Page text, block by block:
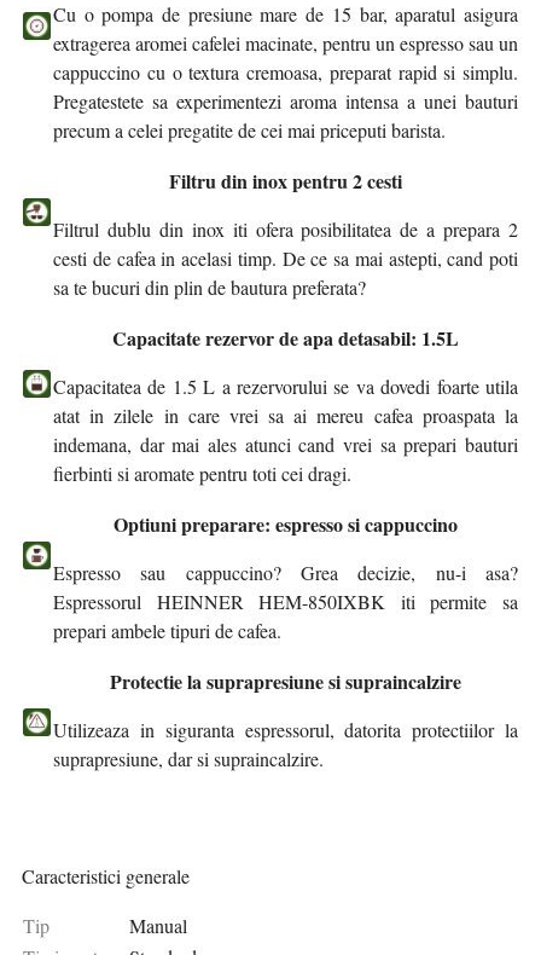
Cu o pompa de presiune mare de 15 bar, aparatul asigura
extragerea aromei cafelei macinate, pentru un espresso sau un
cappuccino cu o textura cremoasa, preparat rapid si simplu.
Pregatestete sa experimentezi aroma intensa a unei bauturi
precum a celei pregatite de cei mai priceputi barista.
Filtru din inox pentru 2 cesti
Filtrul dublu din inox iti ofera posibilitatea de a prepara 2
cesti de cafea in acelasi timp. De ce sa mai astepti, cand poti
sa te bucuri din plin de bautura preferata?
Capacitate rezervor de apa detasabil: 1.5L
Capacitatea de 1.5 L a rezervorului se va dovedi foarte utila
atat in zilele in care vrei sa ai mereu cafea proaspata la
indemana, dar mai ales atunci cand vrei sa prepari bauturi
fierbinti si aromate pentru toti cei dragi.
Optiuni preparare: espresso si cappuccino
Espresso sau cappuccino? Grea decizie, nu-i asa?
Espressorul HEINNER HEM-850IXBK iti permite sa
prepari ambele tipuri de cafea.
Protectie la suprapresiune si supraincalzire
Utilizeaza in siguranta espressorul, datorita protectiilor la
suprapresiune, dar si supraincalzire.
Caracteristici generale
Tip
Manual